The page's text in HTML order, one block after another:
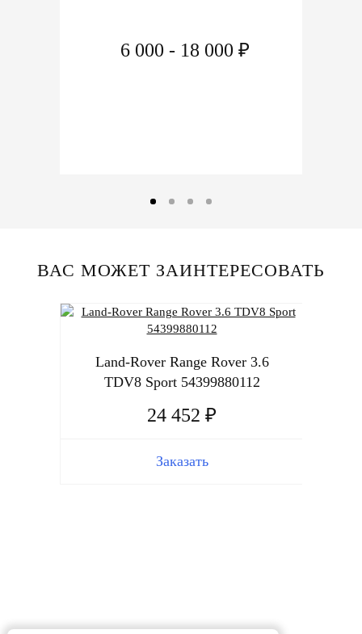
6 000 - 18 000 ₽
ВАС МОЖЕТ ЗАИНТЕРЕСОВАТЬ
Land-Rover Range Rover 3.6
TDV8 Sport 54399880112
24 452 ₽
Заказать